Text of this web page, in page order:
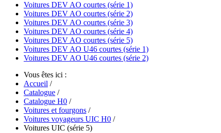
Voitures DEV AO courtes (série 1)
Voitures DEV AO courtes (série 2)
Voitures DEV AO courtes (série 3)
Voitures DEV AO courtes (série 4)
Voitures DEV AO courtes (série 5)
Voitures DEV AO U46 courtes (série 1)
Voitures DEV AO U46 courtes (série 2)
Vous êtes ici :
Accueil /
Catalogue /
Catalogue H0 /
Voitures et fourgons /
Voitures voyageurs UIC H0 /
Voitures UIC (série 5)